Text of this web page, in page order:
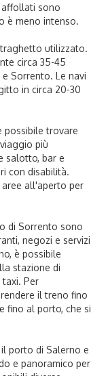
sono
è meno intenso.
utilizzato.
circa 35-45
Sorrento. Le navi
in circa 20-30
possibile trovare
più
salotto, bar e
con disabilità.
all'aperto per
di Sorrento sono
negozi e servizi
è possibile
stazione di
Per
il treno fino
fino al porto, che si
porto di Salerno e
e panoramico per